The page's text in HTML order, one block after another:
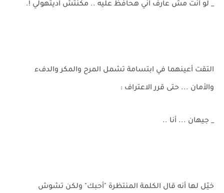
_ لو أنت مش عارف أني هحافظ عليه .. مكنتش أديتهولي !.
التقت أعينهما في ابتسامة تشمل المرح والمكر والدفء
والأمان ... حتى قرر الاعتراف :
_ جيهان ... أنا ..
خيّل لها أنه قال الكلمة المنتظرة "أحبك" ولكن تشوش